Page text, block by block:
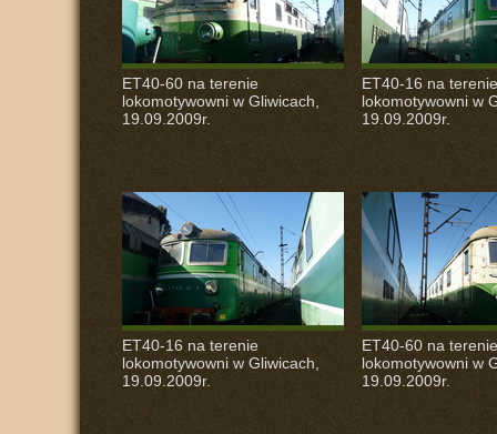
ET40-60 na terenie
lokomotywowni w Gliwicach,
19.09.2009r.
ET40-16 na terenie
lokomotywowni w
19.09.2009r.
ET40-16 na terenie
lokomotywowni w Gliwicach,
19.09.2009r.
ET40-60 na terenie
lokomotywowni w
19.09.2009r.